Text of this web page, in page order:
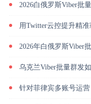
2026白俄罗斯Viber批
用Twitter云控提升精准
2026年白俄罗斯Viber
乌克兰Viber批量群发
针对菲律宾多账号运营